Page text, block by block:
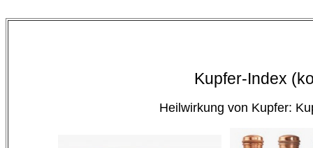
Kupfer-Index
Heilwirkung von Kupfer: